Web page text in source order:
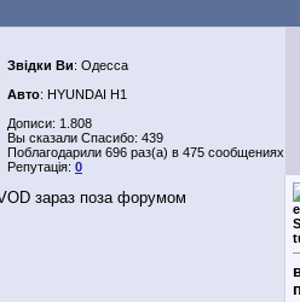
Звідки Ви: Одесса
Авто: HYUNDAI H1
Дописи: 1.808
Вы сказали Спасибо: 439
Поблагодарили 696 раз(а) в 475 сообщениях
Репутація: 0